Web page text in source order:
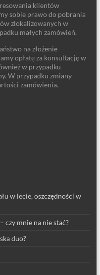
klientów
sobie prawo do pobrania
zlokalizowanych w
małych zamówień.
na złożenie
opłatę za konsultację w
w przypadku
W przypadku zmiany
zamówienia.
w lecie, oszczędności w
czy mnie na nie stać?
duo?